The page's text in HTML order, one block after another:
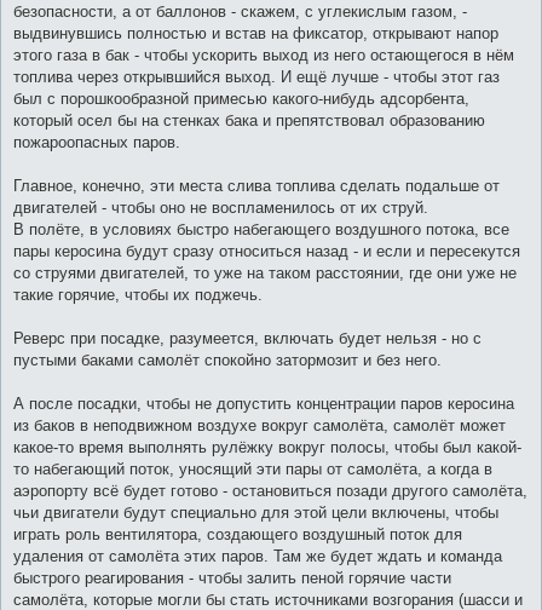
безопасности, а от баллонов - скажем, с углекислым газом, -
выдвинувшись полностью и встав на фиксатор, открывают напор
этого газа в бак - чтобы ускорить выход из него остающегося в нём
топлива через открывшийся выход. И ещё лучше - чтобы этот газ
был с порошкообразной примесью какого-нибудь адсорбента,
который осел бы на стенках бака и препятствовал образованию
пожароопасных паров.
Главное, конечно, эти места слива топлива сделать подальше от
двигателей - чтобы оно не воспламенилось от их струй.
В полёте, в условиях быстро набегающего воздушного потока, все
пары керосина будут сразу относиться назад - и если и пересекутся
со струями двигателей, то уже на таком расстоянии, где они уже не
такие горячие, чтобы их поджечь.
Реверс при посадке, разумеется, включать будет нельзя - но с
пустыми баками самолёт спокойно затормозит и без него.
А после посадки, чтобы не допустить концентрации паров керосина
из баков в неподвижном воздухе вокруг самолёта, самолёт может
какое-то время выполнять рулёжку вокруг полосы, чтобы был какой-
то набегающий поток, уносящий эти пары от самолёта, а когда в
аэропорту всё будет готово - остановиться позади другого самолёта,
чьи двигатели будут специально для этой цели включены, чтобы
играть роль вентилятора, создающего воздушный поток для
удаления от самолёта этих паров. Там же будет ждать и команда
быстрого реагирования - чтобы залить пеной горячие части
самолёта, которые могли бы стать источниками возгорания (шасси и